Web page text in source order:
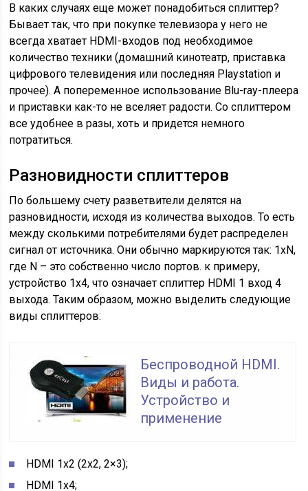
В каких случаях еще может понадобиться сплиттер?
Бывает так, что при покупке телевизора у него не
всегда хватает HDMI-входов под необходимое
количество техники (домашний кинотеатр, приставка
цифрового телевидения или последняя Playstation и
прочее). А попеременное использование Blu-ray-плеера
и приставки как-то не вселяет радости. Со сплиттером
все удобнее в разы, хоть и придется немного
потратиться.
Разновидности сплиттеров
По большему счету разветвители делятся на
разновидности, исходя из количества выходов. То есть
между сколькими потребителями будет распределен
сигнал от источника. Они обычно маркируются так: 1xN,
где N – это собственно число портов. к примеру,
устройство 1х4, что означает сплиттер HDMI 1 вход 4
выхода. Таким образом, можно выделить следующие
виды сплиттеров:
Беспроводной HDMI.
Виды и работа.
Устройство и
применение
HDMI 1х2 (2х2, 2×3);
HDMI 1х4;